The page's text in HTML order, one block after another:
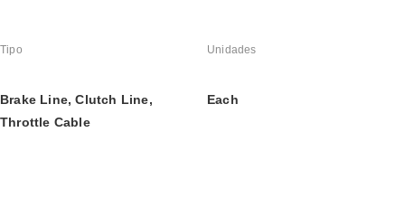
Tipo
Brake Line, Clutch Line,
Throttle Cable
Unidades
Each